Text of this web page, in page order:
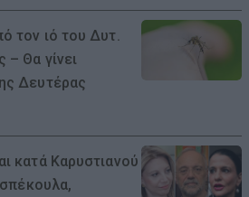
τον ιό του Δυτ.
– Θα γίνει
Δευτέρας
κατά Καρυστιανού
σπέκουλα,